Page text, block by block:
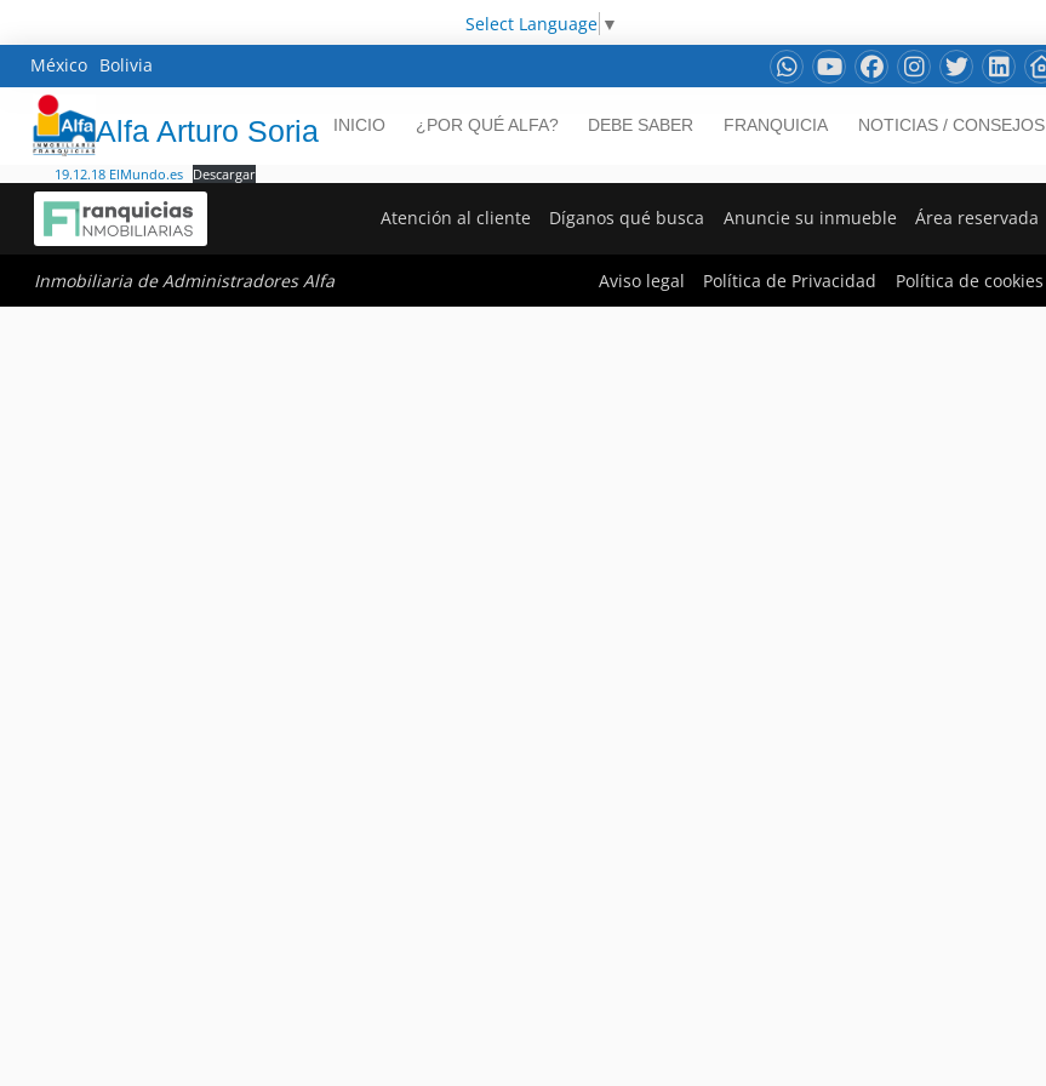
Select Language ▼
México Bolivia
Alfa Arturo Soria INICIO ¿POR QUÉ ALFA? DEBE SABER FRANQUICIA NOTICIAS / CONSEJOS
19.12.18 ElMundo.es Descargar
Atención al cliente Díganos qué busca Anuncie su inmueble Área reservada
Inmobiliaria de Administradores Alfa Aviso legal Política de Privacidad Política de cookies